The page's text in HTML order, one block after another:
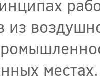
из
местах.